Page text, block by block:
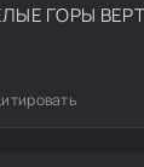
ГОРЫ